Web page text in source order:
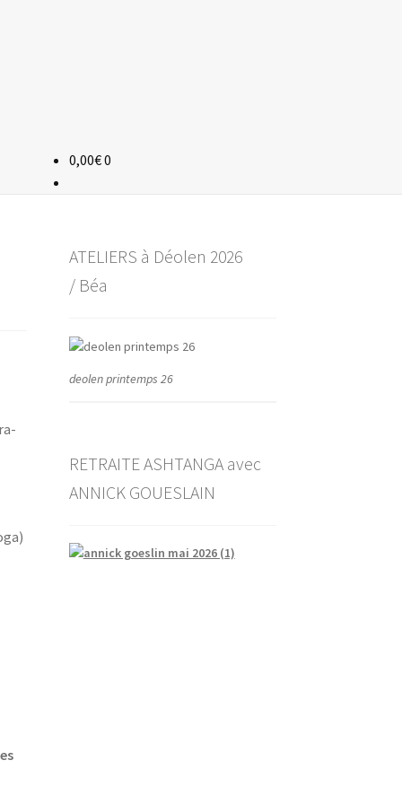
0,00€0
ATELIERS à Déolen 2026
/ Béa
deolen printemps 26
RETRAITE ASHTANGA avec
ANNICK GOUESLAIN